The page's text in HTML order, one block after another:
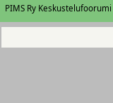
PIMS Ry Keskustelufoorumi